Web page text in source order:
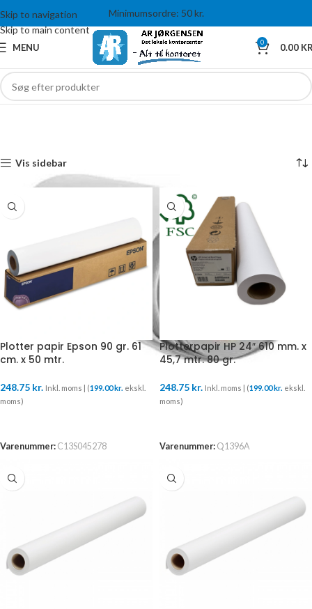
Skip to navigation
Skip to main content
Minimumsordre: 50 kr.
MENU 0 0.00
Vis sidebar
Plotter papir Epson 90 gr. 61
cm. x 50 mtr.
248.75 kr. Inkl. moms | (199.00kr. ekskl.
moms)
Varenummer: C13S045278
Plotterpapir HP 24″ 610 mm. x
45,7 mtr. 80 gr.
248.75 kr. Inkl. moms | (199.00kr. ekskl.
moms)
Varenummer: Q1396A